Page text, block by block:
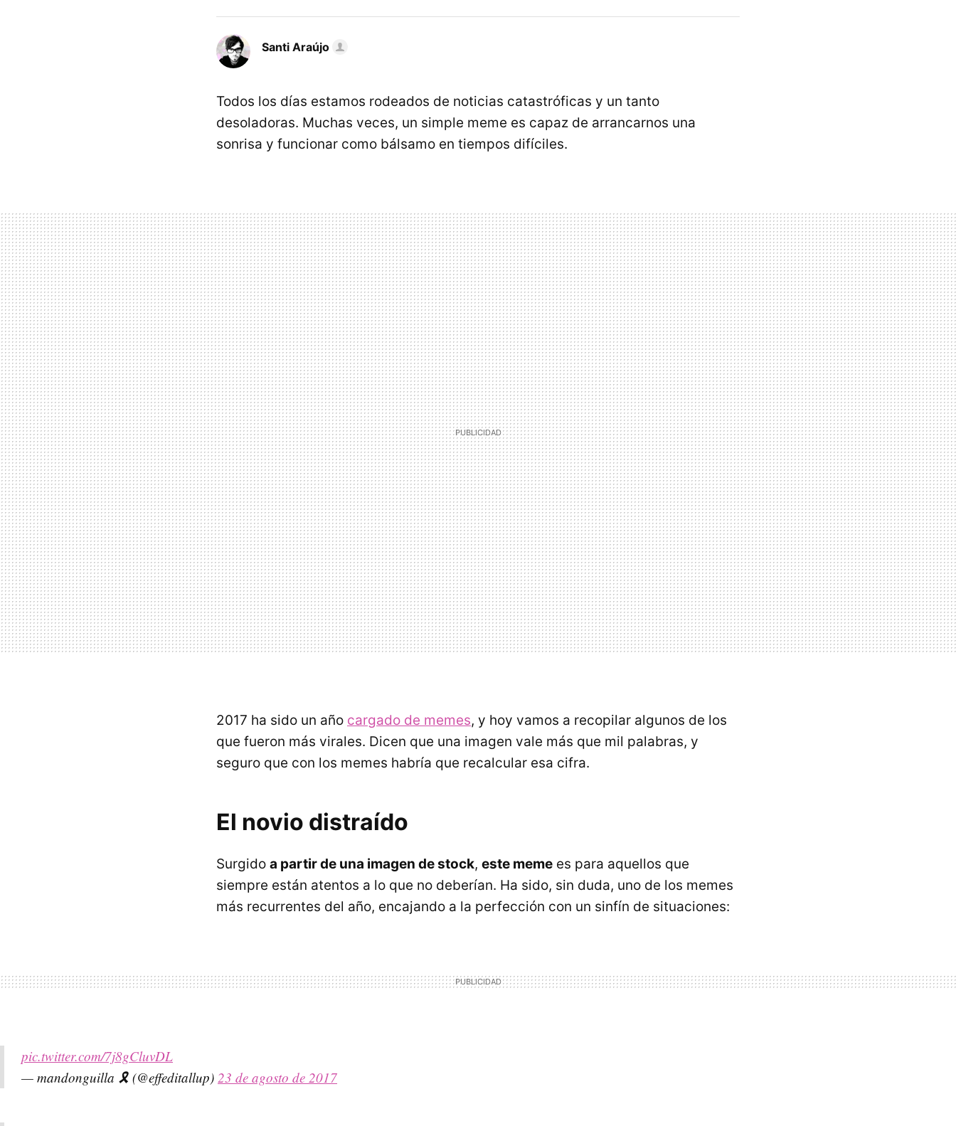
Santi Araújo
Todos los días estamos rodeados de noticias catastróficas y un tanto
desoladoras. Muchas veces, un simple meme es capaz de arrancarnos una
sonrisa y funcionar como bálsamo en tiempos difíciles.
2017 ha sido un año cargado de memes, y hoy vamos a recopilar algunos de los
que fueron más virales. Dicen que una imagen vale más que mil palabras, y
seguro que con los memes habría que recalcular esa cifra.
El novio distraído
Surgido a partir de una imagen de stock, este meme es para aquellos que
siempre están atentos a lo que no deberían. Ha sido, sin duda, uno de los memes
más recurrentes del año, encajando a la perfección con un sinfín de situaciones:
pic.twitter.com/7j8gCluvDL
— mandonguilla 🎗️ (@effeditallup) 23 de agosto de 2017